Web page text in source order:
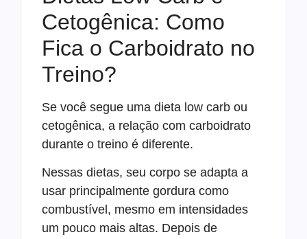
Cetogênica: Como
Fica o Carboidrato no
Treino?
Se você segue uma dieta low carb ou
cetogênica, a relação com carboidrato
durante o treino é diferente.
Nessas dietas, seu corpo se adapta a
usar principalmente gordura como
combustível, mesmo em intensidades
um pouco mais altas. Depois de